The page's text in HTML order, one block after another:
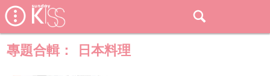
專題合輯： 日本料理